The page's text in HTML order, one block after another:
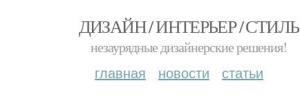
ДИЗАЙН / ИНТЕРЬЕР / СТИЛЬ
незаурядные дизайнерские решения!
главная новости статьи